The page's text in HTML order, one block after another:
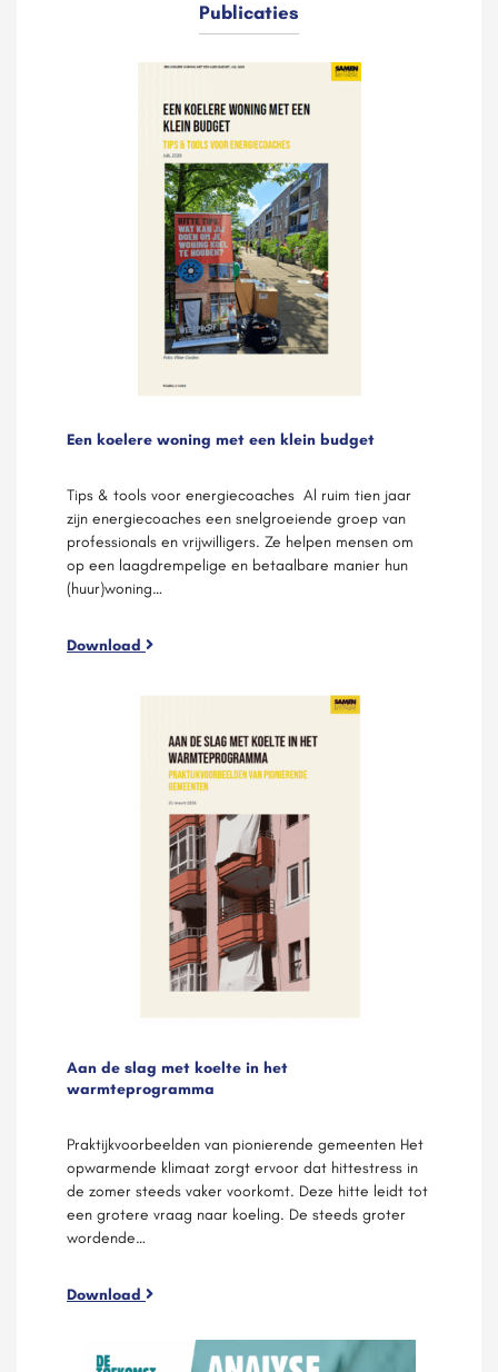
Publicaties
Een koelere woning met een klein budget
Tips & tools voor energiecoaches Al ruim tien jaar
zijn energiecoaches een snelgroeiende groep van
professionals en vrijwilligers. Ze helpen mensen om
op een laagdrempelige en betaalbare manier hun
(huur)woning…
Download
Aan de slag met koelte in het
warmteprogramma
Praktijkvoorbeelden van pionierende gemeenten Het
opwarmende klimaat zorgt ervoor dat hittestress in
de zomer steeds vaker voorkomt. Deze hitte leidt tot
een grotere vraag naar koeling. De steeds groter
wordende…
Download